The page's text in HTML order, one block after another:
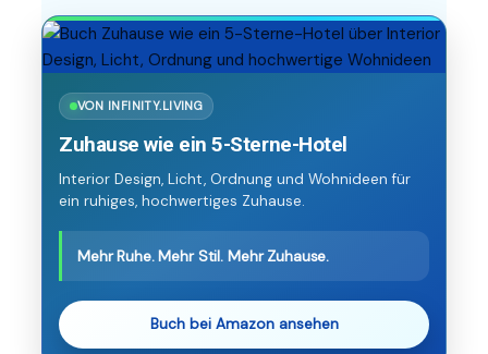
VON INFINITY.LIVING
Zuhause wie ein 5-Sterne-Hotel
Interior Design, Licht, Ordnung und Wohnideen für
ein ruhiges, hochwertiges Zuhause.
Mehr Ruhe. Mehr Stil. Mehr Zuhause.
Buch bei Amazon ansehen